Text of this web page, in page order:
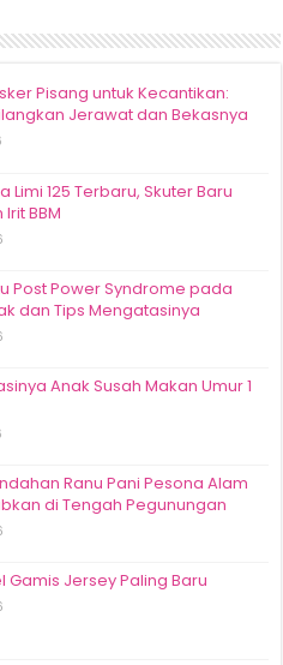
Pisang untuk Kecantikan:
Jerawat dan Bekasnya
Limi 125 Terbaru, Skuter Baru
BBM
Post Power Syndrome pada
dan Tips Mengatasinya
Anak Susah Makan Umur 1
Ranu Pani Pesona Alam
di Tengah Pegunungan
Gamis Jersey Paling Baru